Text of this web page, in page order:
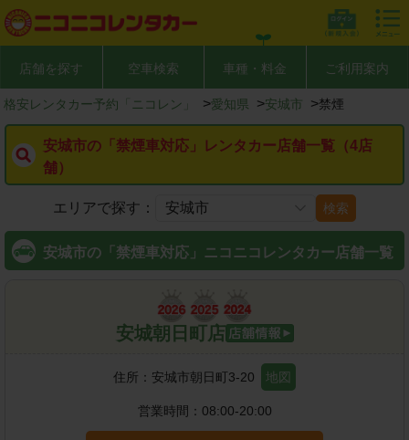
店舗を探す 空車検索 車種・料金 ご利用案内
格安レンタカー予約「ニコレン」 >愛知県 >安城市 >禁煙
安城市の「禁煙車対応」レンタカー店舗一覧（4店
舗）
エリアで探す： 検索
安城市の「禁煙車対応」ニコニコレンタカー店舗一覧
安城朝日町店
住所： 安城市朝日町3-20 地図
営業時間： 08:00-20:00